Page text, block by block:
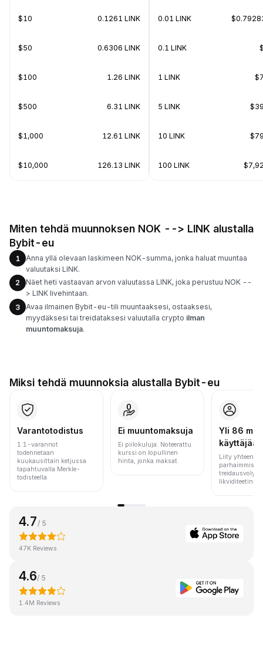
$10 0.1261 LINK
$50 0.6306 LINK
$100 1.26 LINK
$500 6.31 LINK
$1,000 12.61 LINK
$10,000 126.13 LINK
0.01 LINK
0.1 LINK
1 LINK
5 LINK
10 LINK
100 LINK
Miten tehdä muunnoksen NOK --> LINK alustalla
Bybit-eu
1
Anna yllä olevaan laskimeen NOK-summa, jonka haluat muuntaa
valuutaksi LINK.
2
Näet heti vastaavan arvon valuutassa LINK, joka perustuu NOK --
> LINK livehintaan.
3
Avaa ilmainen Bybit-eu-tili muuntaaksesi, ostaaksesi,
myydäksesi tai treidataksesi valuutalla crypto ilman
muuntomaksuja.
Miksi tehdä muunnoksia alustalla Bybit-eu
Varantotodistus
1:1-varannot
todennetaan
kuukausittain ketjussa
tapahtuvalla Merkle-
todisteella.
Ei muuntomaksuja
Ei piilokuluja. Noteerattu
kurssi on lopullinen
hinta, jonka maksat.
Yli 86 milj.
käyttäjää
Liity yhteen
parhaimmista
likviditeetin
4.7 / 5
47K Reviews
4.6/ 5
1.4M Reviews